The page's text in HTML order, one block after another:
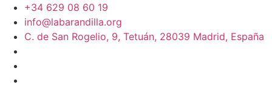
+34 629 08 60 19
info@labarandilla.org
C. de San Rogelio, 9, Tetuán, 28039 Madrid, España